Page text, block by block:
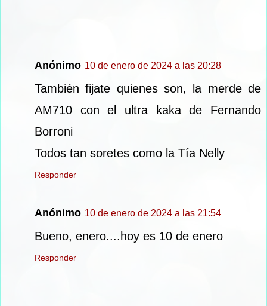
Anónimo 10 de enero de 2024 a las 20:28
También fijate quienes son, la merde de
AM710 con el ultra kaka de Fernando
Borroni
Todos tan soretes como la Tía Nelly
Responder
Anónimo 10 de enero de 2024 a las 21:54
Bueno, enero....hoy es 10 de enero
Responder